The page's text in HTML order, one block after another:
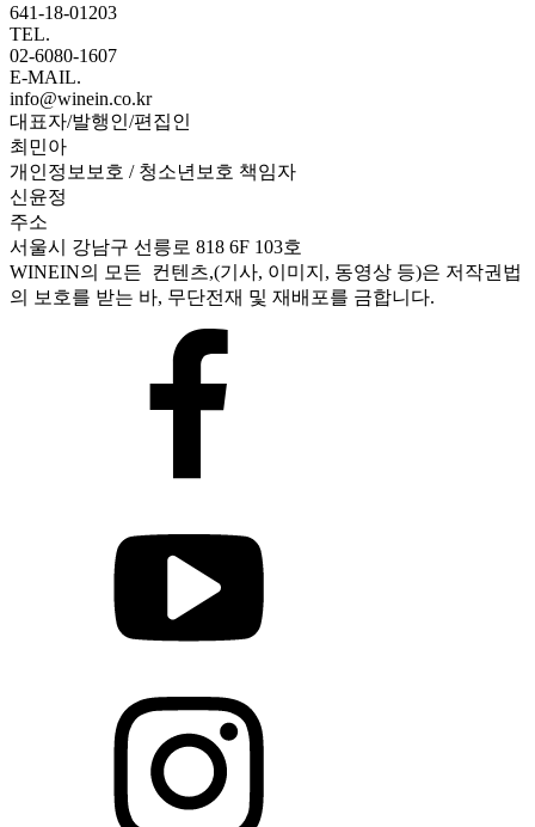
641-18-01203
TEL.
02-6080-1607
E-MAIL.
info@winein.co.kr
대표자/발행인/편집인
최민아
개인정보보호 / 청소년보호 책임자
신윤정
주소
서울시 강남구 선릉로 818 6F 103호
WINEIN의 모든 컨텐츠,(기사, 이미지, 동영상 등)은 저작권법
의 보호를 받는 바, 무단전재 및 재배포를 금합니다.